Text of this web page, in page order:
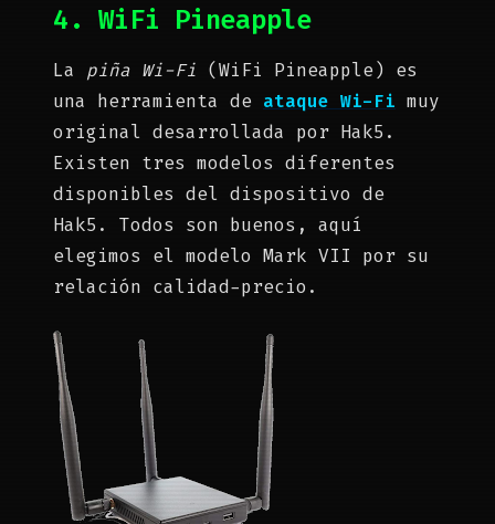
4. WiFi Pineapple
La piña Wi-Fi (WiFi Pineapple) es
una herramienta de ataque Wi-Fi muy
original desarrollada por Hak5.
Existen tres modelos diferentes
disponibles del dispositivo de
Hak5. Todos son buenos, aquí
elegimos el modelo Mark VII por su
relación calidad-precio.